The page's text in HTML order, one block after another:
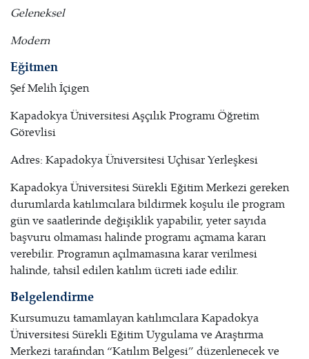
Geleneksel
Modern
Eğitmen
Şef Melih İçigen
Kapadokya Üniversitesi Aşçılık Programı Öğretim
Görevlisi
Adres: Kapadokya Üniversitesi Uçhisar Yerleşkesi
Kapadokya Üniversitesi Sürekli Eğitim Merkezi gereken
durumlarda katılımcılara bildirmek koşulu ile program
gün ve saatlerinde değişiklik yapabilir, yeter sayıda
başvuru olmaması halinde programı açmama kararı
verebilir. Programın açılmamasına karar verilmesi
halinde, tahsil edilen katılım ücreti iade edilir.
Belgelendirme
Kursumuzu tamamlayan katılımcılara Kapadokya
Üniversitesi Sürekli Eğitim Uygulama ve Araştırma
Merkezi tarafından “Katılım Belgesi” düzenlenecek ve